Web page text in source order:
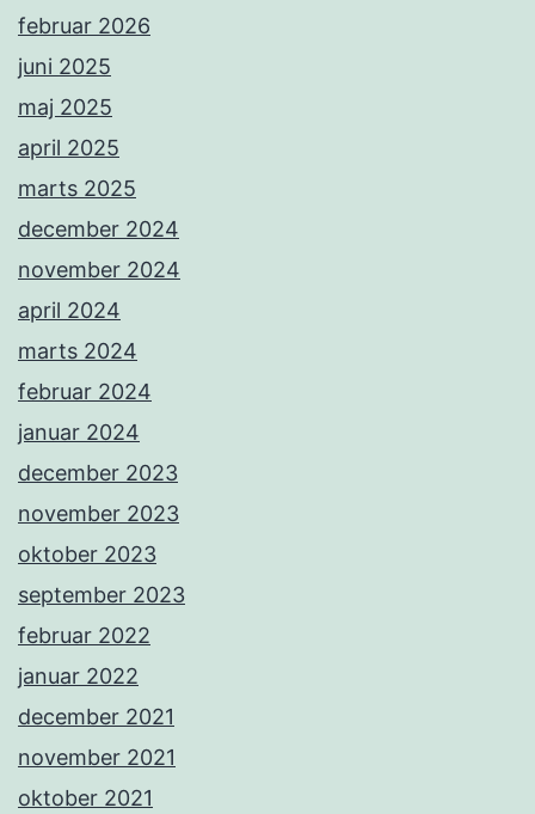
februar 2026
juni 2025
maj 2025
april 2025
marts 2025
december 2024
november 2024
april 2024
marts 2024
februar 2024
januar 2024
december 2023
november 2023
oktober 2023
september 2023
februar 2022
januar 2022
december 2021
november 2021
oktober 2021